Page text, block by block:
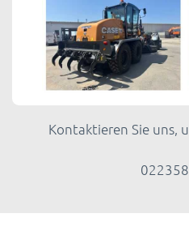
Kontaktieren Sie uns,